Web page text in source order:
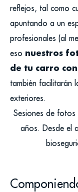
reflejos, tal como
apuntando a un
profesionales (al
eso nuestros
de tu carro
también facilitarán
exteriores.
Sesiones de
años. Desde el